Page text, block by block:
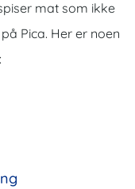
mat som ikke
Pica. Her er noen